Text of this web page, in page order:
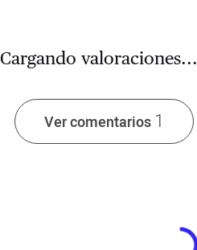
Cargando valoraciones...
Ver comentarios 1